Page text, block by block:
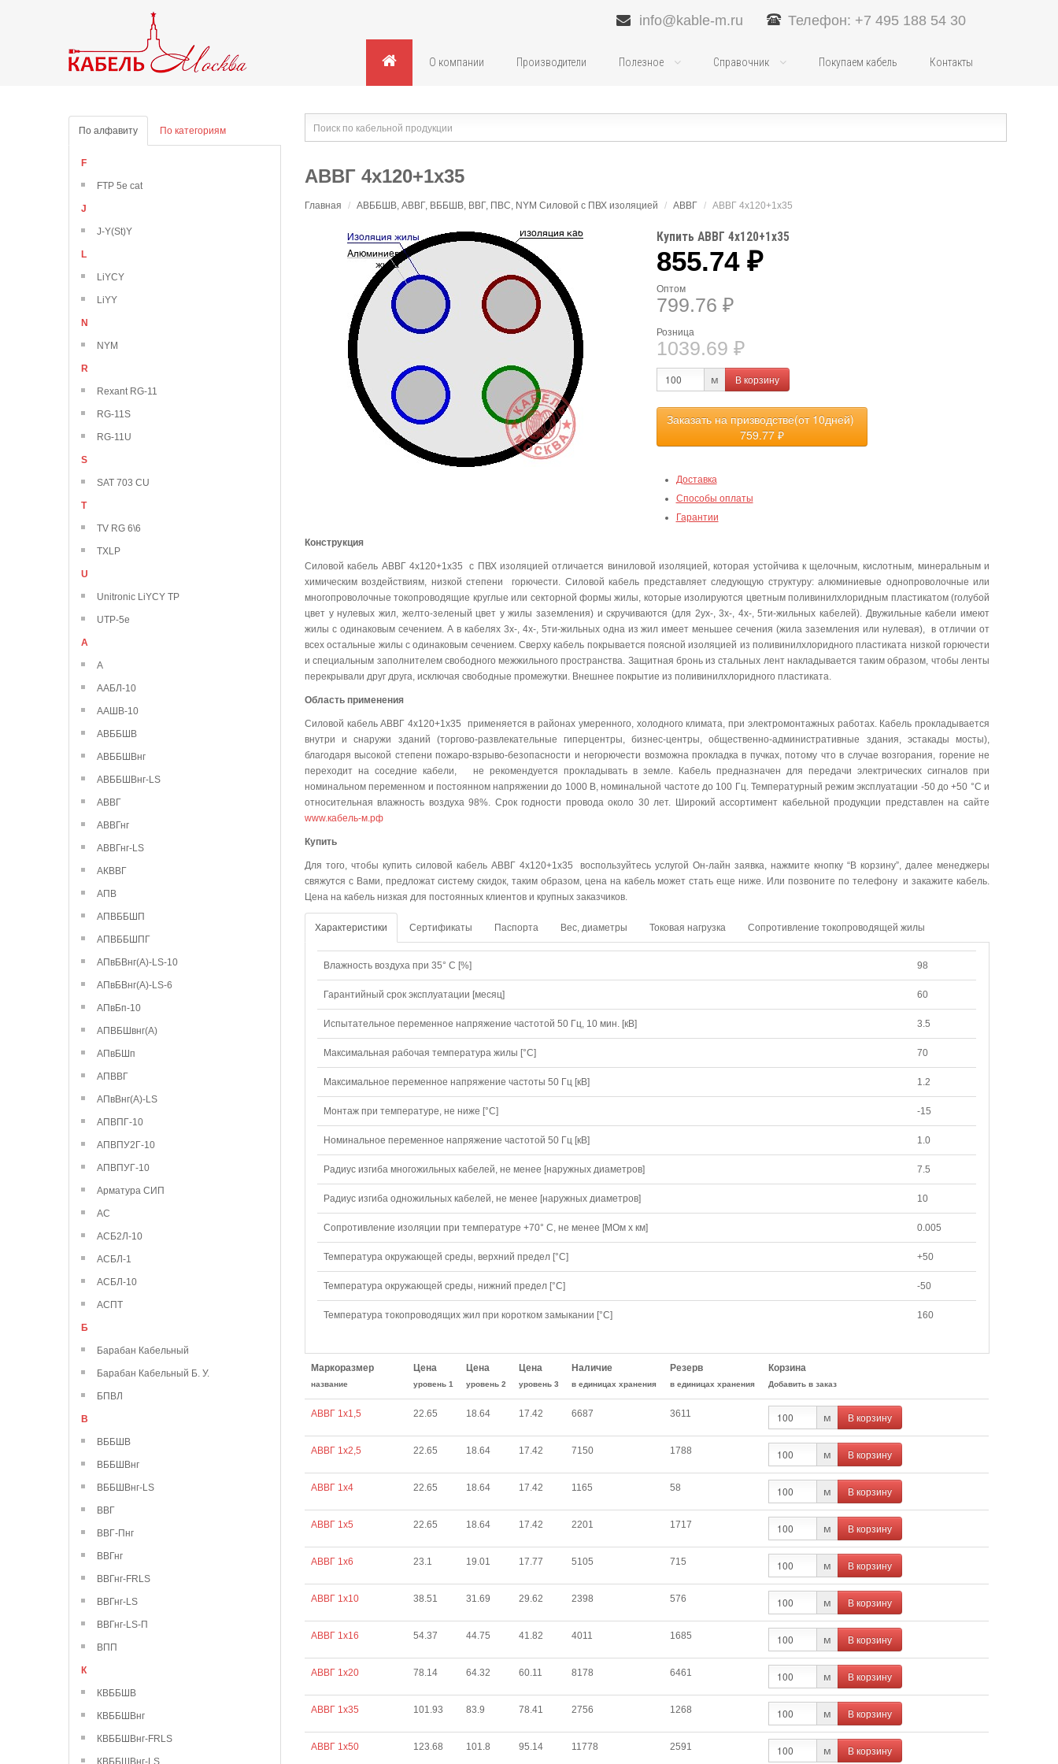
info@kable-m.ru Телефон: +7 495 188 54 30
О компании Производители Полезное Справочник Покупаем кабель Контакты
По алфавиту По категориям
F
FTP 5e cat
J
J-Y(St)Y
L
LiYCY
LiYY
N
NYM
R
Rexant RG-11
RG-11S
RG-11U
S
SAT 703 CU
T
TV RG 6\6
TXLP
U
Unitronic LiYCY TP
UTP-5e
А
А
ААБЛ-10
ААШВ-10
АВББШВ
АВББШВнг
АВББШВнг-LS
АВВГ
АВВГнг
АВВГнг-LS
АКВВГ
АПВ
АПВББШП
АПВББШПГ
АПвБВнг(А)-LS-10
АПвБВнг(А)-LS-6
АПвБп-10
АПВБШвнг(А)
АПвБШп
АПВВГ
АПвВнг(А)-LS
АПВПГ-10
АПВПУ2Г-10
АПВПУГ-10
Арматура СИП
АС
АСБ2Л-10
АСБЛ-1
АСБЛ-10
АСПТ
Б
Барабан Кабельный
Барабан Кабельный Б. У.
БПВЛ
В
ВББШВ
ВББШВнг
ВББШВнг-LS
ВВГ
ВВГ-Пнг
ВВГнг
ВВГнг-FRLS
ВВГнг-LS
ВВГнг-LS-П
ВПП
К
КВББШВ
КВББШВнг
КВББШВнг-FRLS
КВББШВнг-LS
АВВГ 4х120+1х35
Главная / АВББШВ, АВВГ, ВББШВ, ВВГ, ПВС, NYM Силовой с ПВХ изоляцией / АВВГ / АВВГ 4х120+1х35
Купить АВВГ 4х120+1х35
855.74 ₽
Оптом
799.76 ₽
Розница
1039.69 ₽
м В корзину
Заказать на призводстве(от 10дней)
759.77 ₽
Доставка
Способы оплаты
Гарантии
Конструкция
Силовой кабель АВВГ 4х120+1х35 с ПВХ изоляцией отличается виниловой изоляцией, которая устойчива к щелочным, кислотным, минеральным и
химическим воздействиям, низкой степени горючести. Силовой кабель представляет следующую структуру: алюминиевые однопроволочные или
многопроволочные токопроводящие круглые или секторной формы жилы, которые изолируются цветным поливинилхлоридным пластикатом (голубой
цвет у нулевых жил, желто-зеленый цвет у жилы заземления) и скручиваются (для 2ух-, 3х-, 4х-, 5ти-жильных кабелей). Двужильные кабели имеют
жилы с одинаковым сечением. А в кабелях 3х-, 4х-, 5ти-жильных одна из жил имеет меньшее сечения (жила заземления или нулевая), в отличии от
всех остальные жилы с одинаковым сечением. Сверху кабель покрывается поясной изоляцией из поливинилхлоридного пластиката низкой горючести
и специальным заполнителем свободного межжильного пространства. Защитная бронь из стальных лент накладывается таким образом, чтобы ленты
перекрывали друг друга, исключая свободные промежутки. Внешнее покрытие из поливинилхлоридного пластиката.
Область применения
Силовой кабель АВВГ 4х120+1х35 применяется в районах умеренного, холодного климата, при электромонтажных работах. Кабель прокладывается
внутри и снаружи зданий (торгово-развлекательные гиперцентры, бизнес-центры, общественно-административные здания, эстакады мосты),
благодаря высокой степени пожаро-взрыво-безопасности и негорючести возможна прокладка в пучках, потому что в случае возгорания, горение не
переходит на соседние кабели, не рекомендуется прокладывать в земле. Кабель предназначен для передачи электрических сигналов при
номинальном переменном и постоянном напряжении до 1000 В, номинальной частоте до 100 Гц. Температурный режим эксплуатации -50 до +50 °C и
относительная влажность воздуха 98%. Срок годности провода около 30 лет. Широкий ассортимент кабельной продукции представлен на сайте
www.кабель-м.рф
Купить
Для того, чтобы купить силовой кабель АВВГ 4х120+1х35 воспользуйтесь услугой Он-лайн заявка, нажмите кнопку “В корзину”, далее менеджеры
свяжутся с Вами, предложат систему скидок, таким образом, цена на кабель может стать еще ниже. Или позвоните по телефону и закажите кабель.
Цена на кабель низкая для постоянных клиентов и крупных заказчиков.
Характеристики Сертификаты Паспорта Вес, диаметры Токовая нагрузка Сопротивление токопроводящей жилы
Влажность воздуха при 35° C [%] 98
Гарантийный срок эксплуатации [месяц] 60
Испытательное переменное напряжение частотой 50 Гц, 10 мин. [кВ] 3.5
Максимальная рабочая температура жилы [°С] 70
Максимальное переменное напряжение частоты 50 Гц [кВ] 1.2
Монтаж при температуре, не ниже [°C] -15
Номинальное переменное напряжение частотой 50 Гц [кВ] 1.0
Радиус изгиба многожильных кабелей, не менее [наружных диаметров] 7.5
Радиус изгиба одножильных кабелей, не менее [наружных диаметров] 10
Сопротивление изоляции при температуре +70° С, не менее [МОм х км] 0.005
Температура окружающей среды, верхний предел [°C] +50
Температура окружающей среды, нижний предел [°C] -50
Температура токопроводящих жил при коротком замыкании [°С] 160
Маркоразмер
название
Цена
уровень 1
Цена
уровень 2
Цена
уровень 3
Наличие
в единицах хранения
Резерв
в единицах хранения
Корзина
Добавить в заказ
АВВГ 1х1,5 22.65 18.64 17.42 6687 3611 м В корзину
АВВГ 1х2,5 22.65 18.64 17.42 7150 1788 м В корзину
АВВГ 1х4 22.65 18.64 17.42 1165 58 м В корзину
АВВГ 1х5 22.65 18.64 17.42 2201 1717 м В корзину
АВВГ 1х6 23.1 19.01 17.77 5105 715 м В корзину
АВВГ 1х10 38.51 31.69 29.62 2398 576 м В корзину
АВВГ 1х16 54.37 44.75 41.82 4011 1685 м В корзину
АВВГ 1х20 78.14 64.32 60.11 8178 6461 м В корзину
АВВГ 1х35 101.93 83.9 78.41 2756 1268 м В корзину
АВВГ 1х50 123.68 101.8 95.14 11778 2591 м В корзину